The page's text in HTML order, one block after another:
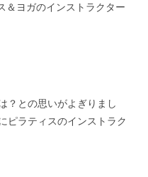
＆ヨガのインストラクター
？との思いがよぎりまし
ピラティスのインストラク